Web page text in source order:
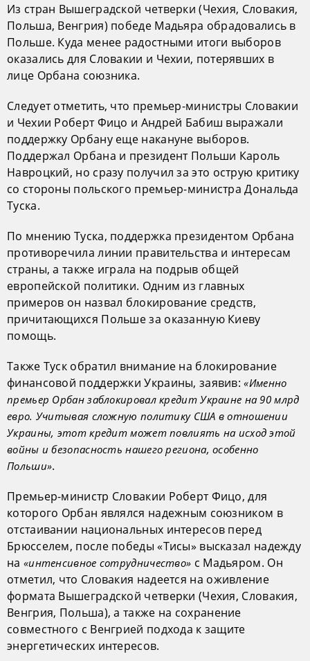
Из стран Вышеградской четверки (Чехия, Словакия,
Польша, Венгрия) победе Мадьяра обрадовались в
Польше. Куда менее радостными итоги выборов
оказались для Словакии и Чехии, потерявших в
лице Орбана союзника.
Следует отметить, что премьер-министры Словакии
и Чехии Роберт Фицо и Андрей Бабиш выражали
поддержку Орбану еще накануне выборов.
Поддержал Орбана и президент Польши Кароль
Навроцкий, но сразу получил за это острую критику
со стороны польского премьер-министра Дональда
Туска.
По мнению Туска, поддержка президентом Орбана
противоречила линии правительства и интересам
страны, а также играла на подрыв общей
европейской политики. Одним из главных
примеров он назвал блокирование средств,
причитающихся Польше за оказанную Киеву
помощь.
Также Туск обратил внимание на блокирование
финансовой поддержки Украины, заявив:«Именно
премьер Орбан заблокировал кредит Украине на 90 млрд
евро. Учитывая сложную политику США в отношении
Украины, этот кредит может повлиять на исход этой
войны и безопасность нашего региона, особенно
Польши».
Премьер-министр Словакии Роберт Фицо, для
которого Орбан являлся надежным союзником в
отстаивании национальных интересов перед
Брюсселем, после победы «Тисы» высказал надежду
на «интенсивное сотрудничество» с Мадьяром. Он
отметил, что Словакия надеется на оживление
формата Вышеградской четверки (Чехия, Словакия,
Венгрия, Польша), а также на сохранение
совместного с Венгрией подхода к защите
энергетических интересов.